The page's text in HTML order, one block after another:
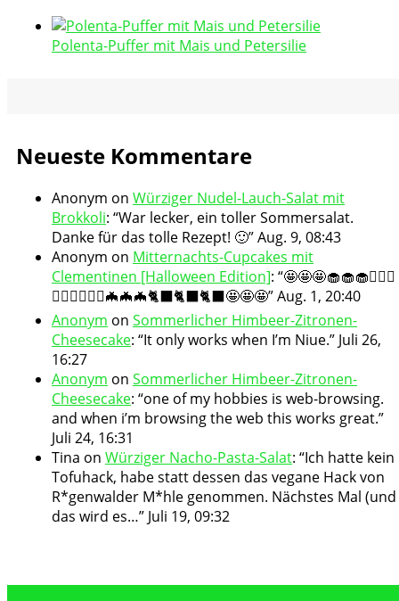
Polenta-Puffer mit Mais und Petersilie
Neueste Kommentare
Anonym on Würziger Nudel-Lauch-Salat mit
Brokkoli: “War lecker, ein toller Sommersalat.
Danke für das tolle Rezept! 🙂”Aug. 9, 08:43
Anonym on Mitternachts-Cupcakes mit
Clementinen [Halloween Edition]: “🤩🤩🤩🧁🧁🧁🧛🏻‍♀️
🧛🏻‍♀️🧛🏻‍♀️🦇🦇🦇🐈‍⬛🐈‍⬛🐈‍⬛🤩🤩🤩”Aug. 1, 20:40
Anonym on Sommerlicher Himbeer-Zitronen-
Cheesecake: “It only works when I’m Niue.” Juli 26,
16:27
Anonym on Sommerlicher Himbeer-Zitronen-
Cheesecake: “one of my hobbies is web-browsing.
and when i’m browsing the web this works great.”
Juli 24, 16:31
Tina on Würziger Nacho-Pasta-Salat: “Ich hatte kein
Tofuhack, habe statt dessen das vegane Hack von
R*genwalder M*hle genommen. Nächstes Mal (und
das wird es…” Juli 19, 09:32